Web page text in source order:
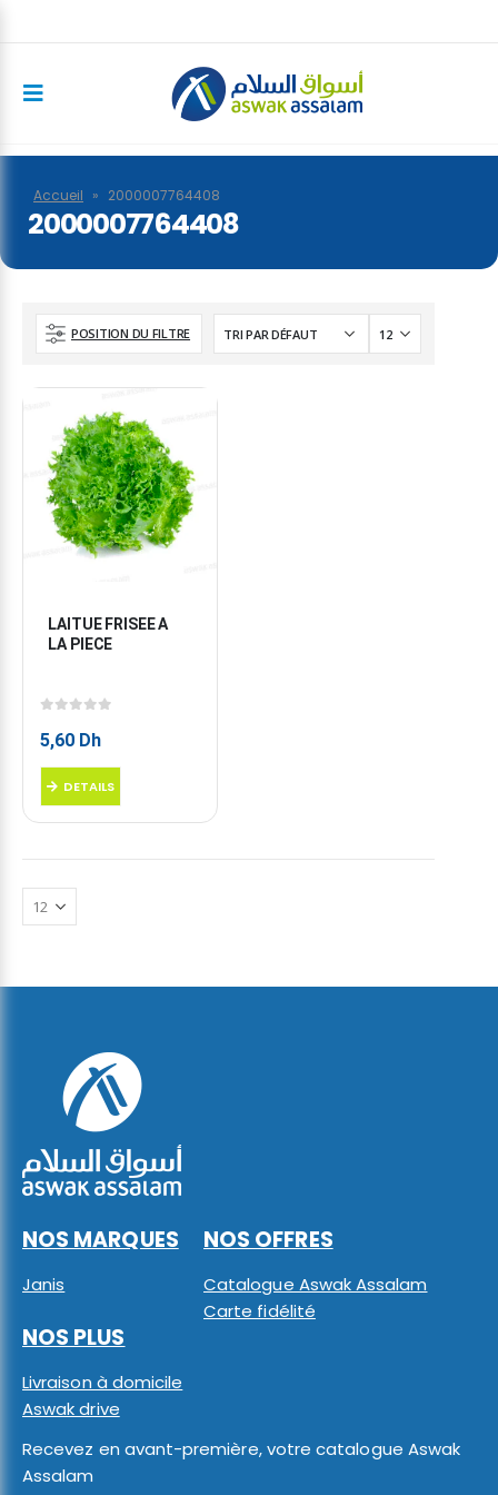
Accueil » 2000007764408
2000007764408
POSITION DU FILTRE
LAITUE FRISEE A
LA PIECE
5,60 Dh
DETAILS
NOS MARQUES
Janis
NOS OFFRES
Catalogue Aswak Assalam
Carte fidélité
NOS PLUS
Livraison à domicile
Aswak drive
Recevez en avant-première, votre catalogue Aswak
Assalam